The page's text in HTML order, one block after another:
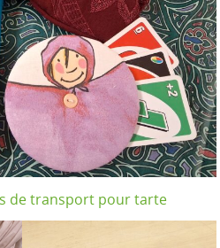
de transport pour tarte